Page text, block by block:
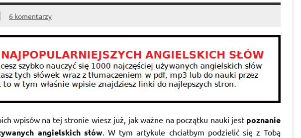
6 komentarzy
wpisów na tej stronie wiesz już, jak ważne na początku nauki jest poznanie
angielskich słów. W tym artykule chciałbym podzielić się z Tobą